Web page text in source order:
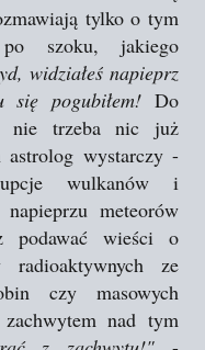
tylko o tym
szoku, jakiego
widziałeś napieprz
pogubiłem!Do
nie trzeba nic już
astrolog wystarczy -
wulkanów i
meteorów
podawać wieści o
radioaktywnych ze
czy masowych
zachwytem nad tym